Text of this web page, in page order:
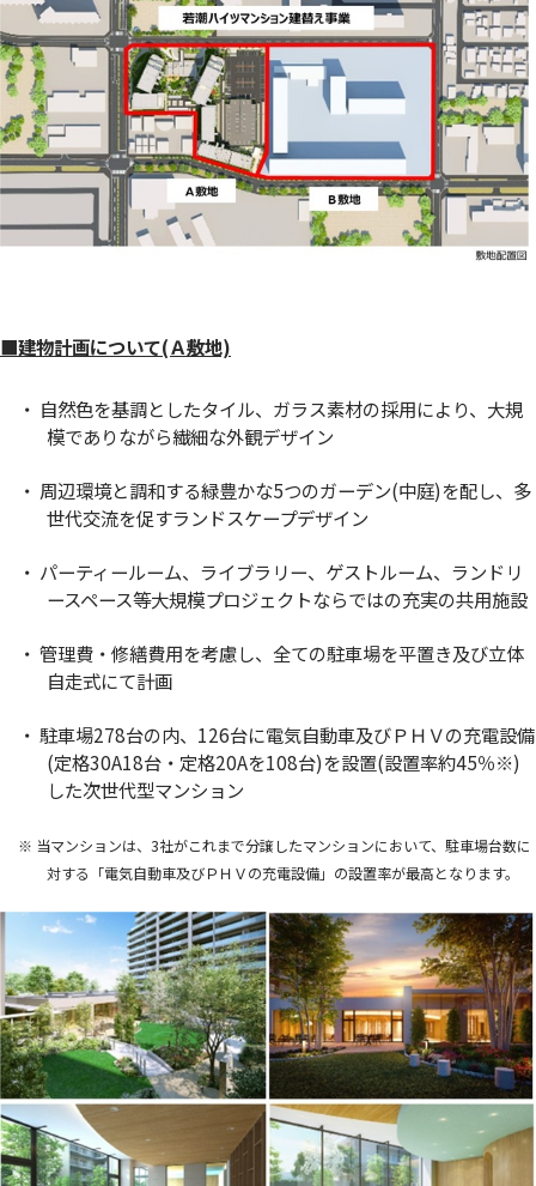
■建物計画について(Ａ敷地)
・ 自然色を基調としたタイル、ガラス素材の採用により、大規
模でありながら繊細な外観デザイン
・ 周辺環境と調和する緑豊かな5つのガーデン(中庭)を配し、多
世代交流を促すランドスケープデザイン
・ パーティールーム、ライブラリー、ゲストルーム、ランドリ
ースペース等大規模プロジェクトならではの充実の共用施設
・ 管理費・修繕費用を考慮し、全ての駐車場を平置き及び立体
自走式にて計画
・ 駐車場278台の内、126台に電気自動車及びＰＨＶの充電設備
(定格30A18台・定格20Aを108台)を設置(設置率約45％※)
した次世代型マンション
※ 当マンションは、3社がこれまで分譲したマンションにおいて、駐車場台数に
対する「電気自動車及びＰＨＶの充電設備」の設置率が最高となります。